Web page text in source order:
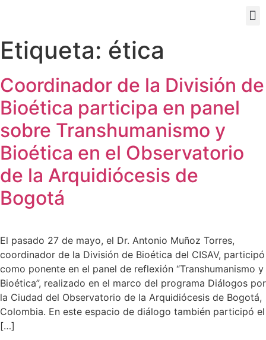
Etiqueta: ética
Coordinador de la División de
Bioética participa en panel
sobre Transhumanismo y
Bioética en el Observatorio
de la Arquidiócesis de
Bogotá
El pasado 27 de mayo, el Dr. Antonio Muñoz Torres,
coordinador de la División de Bioética del CISAV, participó
como ponente en el panel de reflexión “Transhumanismo y
Bioética”, realizado en el marco del programa Diálogos por
la Ciudad del Observatorio de la Arquidiócesis de Bogotá,
Colombia. En este espacio de diálogo también participó el
[…]